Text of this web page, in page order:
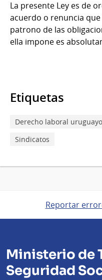
La presente Ley es de
acuerdo o renuncia
patrono de las
ella impone es
Etiquetas
Derecho laboral uruguayo
Sindicatos
Reportar
Ministerio de
Seguridad